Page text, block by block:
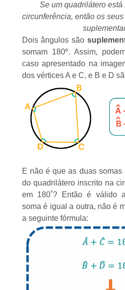
Se um quadrilátero está
circunferência, então os
Dois ângulos são
somam 180º. Assim,
caso apresentado na
dos vértices A e C, e B e D
E não é que as duas
do quadrilátero inscrito na
em 180˚? Então é válido
soma é igual a outra, não é
a seguinte fórmula: